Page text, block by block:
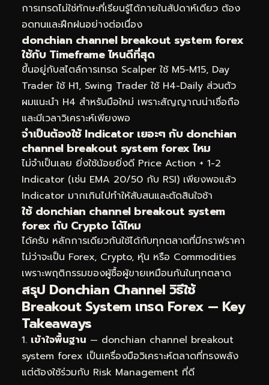
การเทรดไม่ใช่ทักษะที่เรียนรู้ได้ภายในสัปดาห์เดียว ต้อง
อดทนและฝึกฝนอย่างต่อเนื่อง
donchian channel breakout system forex
ใช้กับ Timeframe ไหนดีที่สุด
ขึ้นอยู่กับสไตล์การเทรด Scalper ใช้ M5-M15, Day
Trader ใช้ H1, Swing Trader ใช้ H4-Daily ส่วนตัว
ผมแนะนำ H4 สำหรับมือใหม่ เพราะสัญญาณน่าเชื่อถือ
และมีเวลาวิเคราะห์เพียงพอ
จำเป็นต้องใช้ Indicator เยอะๆ กับ donchian
channel breakout system forex ไหม
ไม่จำเป็นเลย ยิ่งใช้น้อยยิ่งดี Price Action + 1-2
Indicator (เช่น EMA 20/50 กับ RSI) เพียงพอแล้ว
Indicator มากเกินไปทำให้สับสนและตัดสินใจช้า
ใช้ donchian channel breakout system
forex กับ Crypto ได้ไหม
ได้ครับ หลักการเดียวกันใช้ได้กับทุกตลาดที่มีกราฟราคา
ไม่ว่าจะเป็น Forex, Crypto, หุ้น หรือ Commodities
เพราะพฤติกรรมของผู้ซื้อผู้ขายเหมือนกันในทุกตลาด
สรุป Donchian Channel วิธีใช้
Breakout System เทรด Forex — Key
Takeaways
เข้าใจพื้นฐาน — donchian channel breakout
system forex เป็นเครื่องมือวิเคราะห์ตลาดที่ทรงพลัง
แต่ต้องใช้ร่วมกับ Risk Management ที่ดี